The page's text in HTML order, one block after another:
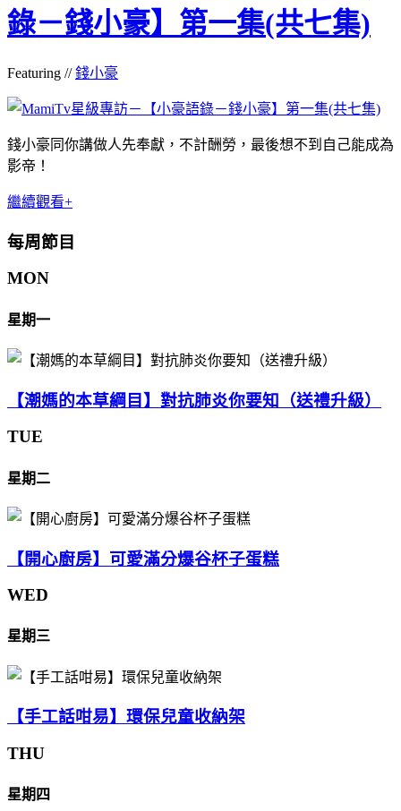
錄－錢小豪】第一集(共七集)
Featuring //錢小豪
錢小豪同你講做人先奉獻，不計酬勞，最後想不到自己能成為
影帝！
繼續觀看+
每周節目
MON
星期一
【潮媽的本草綱目】對抗肺炎你要知（送禮升級）
TUE
星期二
【開心廚房】可愛滿分爆谷杯子蛋糕
WED
星期三
【手工話咁易】環保兒童收納架
THU
星期四